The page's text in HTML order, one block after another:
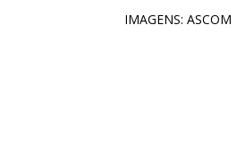
IMAGENS: ASCOM